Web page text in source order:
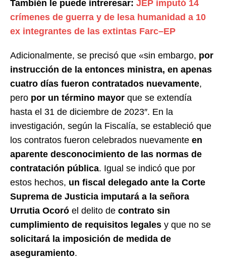
También le puede intreresar: JEP imputó 14
crímenes de guerra y de lesa humanidad a 10
ex integrantes de las extintas Farc–EP
Adicionalmente, se precisó que «sin embargo, por
instrucción de la entonces ministra, en apenas
cuatro días fueron contratados nuevamente,
pero por un término mayor que se extendía
hasta el 31 de diciembre de 2023″. En la
investigación, según la Fiscalía, se estableció que
los contratos fueron celebrados nuevamente en
aparente desconocimiento de las normas de
contratación pública. Igual se indicó que por
estos hechos, un fiscal delegado ante la Corte
Suprema de Justicia imputará a la señora
Urrutia Ocoró el delito de contrato sin
cumplimiento de requisitos legales y que no se
solicitará la imposición de medida de
aseguramiento.